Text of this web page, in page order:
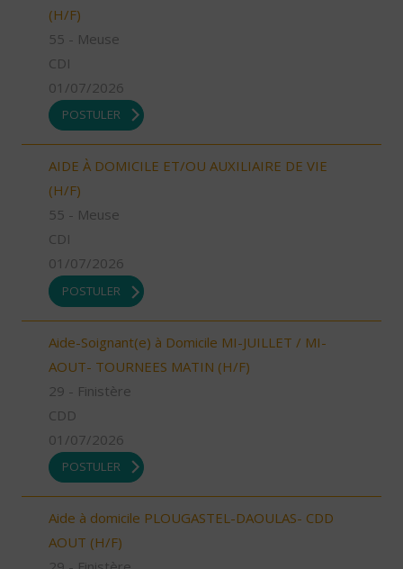
(H/F)
55 - Meuse
CDI
01/07/2026
POSTULER
AIDE À DOMICILE ET/OU AUXILIAIRE DE VIE
(H/F)
55 - Meuse
CDI
01/07/2026
POSTULER
Aide-Soignant(e) à Domicile MI-JUILLET / MI-
AOUT- TOURNEES MATIN (H/F)
29 - Finistère
CDD
01/07/2026
POSTULER
Aide à domicile PLOUGASTEL-DAOULAS- CDD
AOUT (H/F)